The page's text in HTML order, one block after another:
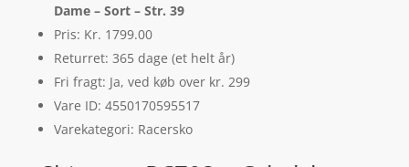
Dame – Sort – Str. 39
Pris: Kr. 1799.00
Returret: 365 dage (et helt år)
Fri fragt: Ja, ved køb over kr. 299
Vare ID: 4550170595517
Varekategori: Racersko